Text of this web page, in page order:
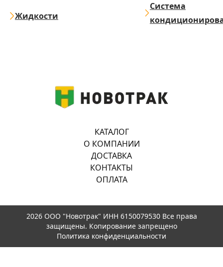
Жидкости
Система
КАТАЛОГ
О КОМПАНИИ
ДОСТАВКА
КОНТАКТЫ
ОПЛАТА
2026 ООО "Новотрак" ИНН 6150079530 Все права
защищены. Копирование запрещено
Политика конфиденциальности